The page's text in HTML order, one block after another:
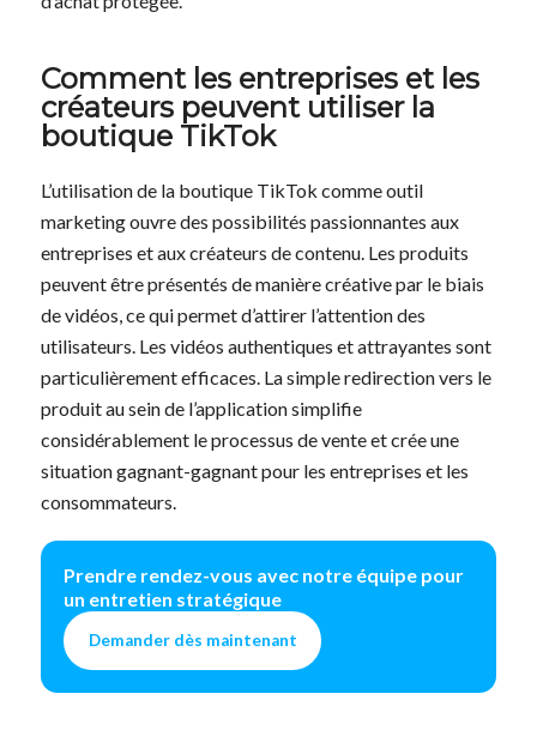
Comment les entreprises et les
créateurs peuvent utiliser la
boutique TikTok
L’utilisation de la boutique TikTok comme outil
marketing ouvre des possibilités passionnantes aux
entreprises et aux créateurs de contenu. Les produits
peuvent être présentés de manière créative par le biais
de vidéos, ce qui permet d’attirer l’attention des
utilisateurs. Les vidéos authentiques et attrayantes sont
particulièrement efficaces. La simple redirection vers le
produit au sein de l’application simplifie
considérablement le processus de vente et crée une
situation gagnant-gagnant pour les entreprises et les
consommateurs.
Prendre rendez-vous avec notre équipe pour
un entretien stratégique
Demander dès maintenant